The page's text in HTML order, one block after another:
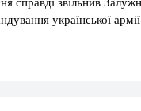
української